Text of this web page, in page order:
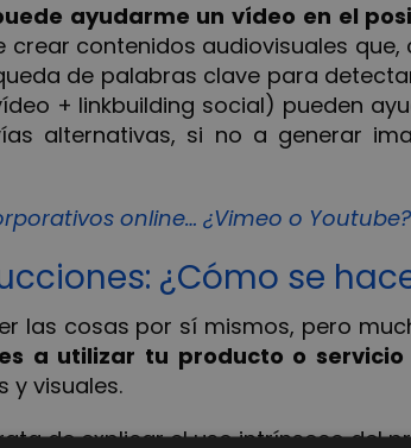
ayudarme un vídeo en el
contenidos audiovisuales que,
de palabras clave para
+ linkbuilding social) pueden
alternativas, si no a generar
online… ¿Vimeo o Youtube?
¿Cómo se
las cosas por sí mismos, pero
a utilizar tu producto o servicio
y visuales.
de explicar el uso intrínseco del